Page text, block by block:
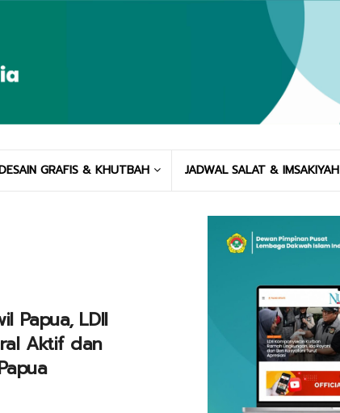
GRAFIS & KHUTBAH JADWAL SALAT & IMSAKIYAH
Papua, LDII
Aktif dan